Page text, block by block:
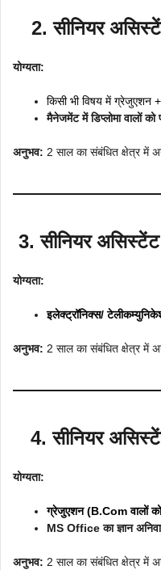
2. सीनियर
योग्यता:
किसी भी विषय में ग्रेजुएशन +
मैनेजमेंट में डिप्लोमा वालों को
अनुभव: 2 साल का संबंधित क्षेत्र में
3. सीनियर
योग्यता:
इलेक्ट्रॉनिक्स/
अनुभव: 2 साल का संबंधित क्षेत्र में
4. सीनियर
योग्यता:
ग्रेजुएशन (B.Com वालों को
MS Office का ज्ञान
अनुभव: 2 साल का संबंधित क्षेत्र में